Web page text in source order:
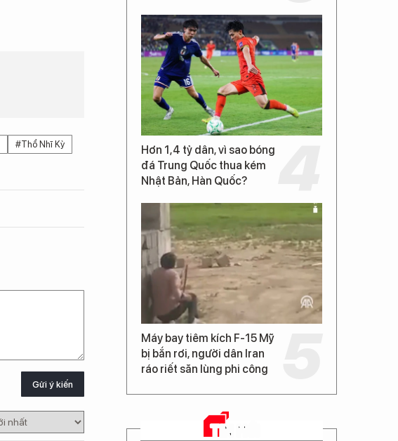
#Thổ Nhĩ Kỳ
Gửi ý kiến
Hơn 1,4 tỷ dân, vì sao bóng
đá Trung Quốc thua kém
Nhật Bản, Hàn Quốc?
Máy bay tiêm kích F-15 Mỹ
bị bắn rơi, người dân Iran
ráo riết săn lùng phi công
TIN MỚI